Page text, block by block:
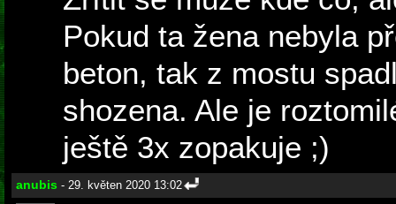
Pokud ta žena nebyla
beton, tak z mostu
shozena. Ale je
ještě 3x zopakuje ;)
anubis - 29. květen 2020 13:02